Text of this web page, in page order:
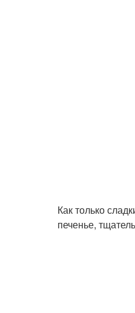
Как только
печенье,